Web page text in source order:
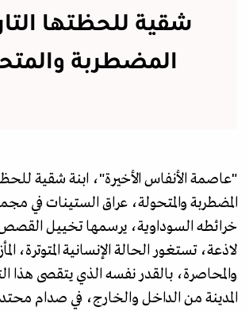
شقية للحظتها
المضطربة
"عاصمة الأنفاس الأخيرة"، ابنة شقية
المضطربة والمتحولة، عراق الستينات في
خرائطه السوداوية، يرسمها تخييل
لاذعة، تستغور الحالة الإنسانية المتوترة،
والمحاصرة، بالقدر نفسه الذي يتقصى هذا
المدينة من الداخل والخارج، في صدام